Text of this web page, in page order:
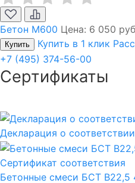
Бетон М600 Цена: 6 050
Купить Купить в 1 клик
+7 (495) 374-56-00
Сертификаты
Декларация о
Сертификат соответствия
Бетонные смеси БСТ B22,5